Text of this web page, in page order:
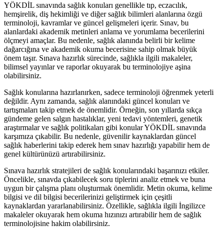
YÖKDİL sınavında sağlık konuları genellikle tıp, eczacılık,
hemşirelik, diş hekimliği ve diğer sağlık bilimleri alanlarına özgü
terminoloji, kavramlar ve güncel gelişmeleri içerir. Sınav, bu
alanlardaki akademik metinleri anlama ve yorumlama becerilerini
ölçmeyi amaçlar. Bu nedenle, sağlık alanında belirli bir kelime
dağarcığına ve akademik okuma becerisine sahip olmak büyük
önem taşır. Sınava hazırlık sürecinde, sağlıkla ilgili makaleler,
bilimsel yayınlar ve raporlar okuyarak bu terminolojiye aşina
olabilirsiniz.
Sağlık konularına hazırlanırken, sadece terminoloji öğrenmek yeterli
değildir. Aynı zamanda, sağlık alanındaki güncel konuları ve
tartışmaları takip etmek de önemlidir. Örneğin, son yıllarda sıkça
gündeme gelen salgın hastalıklar, yeni tedavi yöntemleri, genetik
araştırmalar ve sağlık politikaları gibi konular YÖKDİL sınavında
karşımıza çıkabilir. Bu nedenle, güvenilir kaynaklardan güncel
sağlık haberlerini takip ederek hem sınav hazırlığı yapabilir hem de
genel kültürünüzü artırabilirsiniz.
Sınava hazırlık stratejileri de sağlık konularındaki başarınızı etkiler.
Öncelikle, sınavda çıkabilecek soru tiplerini analiz etmek ve buna
uygun bir çalışma planı oluşturmak önemlidir. Metin okuma, kelime
bilgisi ve dil bilgisi becerilerinizi geliştirmek için çeşitli
kaynaklardan yararlanabilirsiniz. Özellikle, sağlıkla ilgili İngilizce
makaleler okuyarak hem okuma hızınızı artırabilir hem de sağlık
terminolojisine hakim olabilirsiniz.